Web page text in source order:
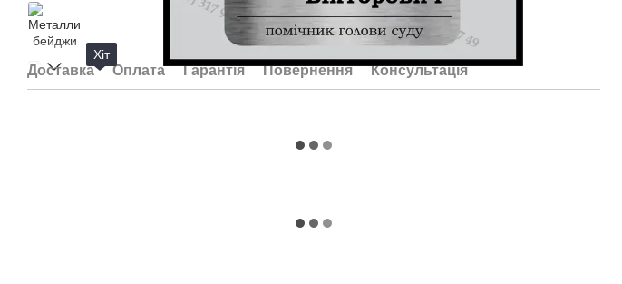
Хіт
Доставка Оплата Гарантія Повернення Консультація